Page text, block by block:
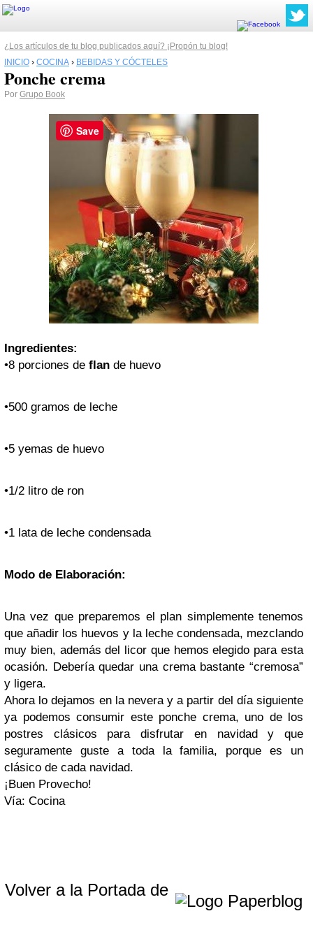
¿Los artículos de tu blog publicados aquí? ¡Propón tu blog!
INICIO › COCINA › BEBIDAS Y CÓCTELES
Ponche crema
Por Grupo Book
Ingredientes:
•8 porciones de flan de huevo
•500 gramos de leche
•5 yemas de huevo
•1/2 litro de ron
•1 lata de leche condensada
Modo de Elaboración:
Una vez que preparemos el plan simplemente tenemos
que añadir los huevos y la leche condensada, mezclando
muy bien, además del licor que hemos elegido para esta
ocasión. Debería quedar una crema bastante “cremosa”
y ligera.
Ahora lo dejamos en la nevera y a partir del día siguiente
ya podemos consumir este ponche crema, uno de los
postres clásicos para disfrutar en navidad y que
seguramente guste a toda la familia, porque es un
clásico de cada navidad.
¡Buen Provecho!
Vía: Cocina
Volver a la Portada de
Save